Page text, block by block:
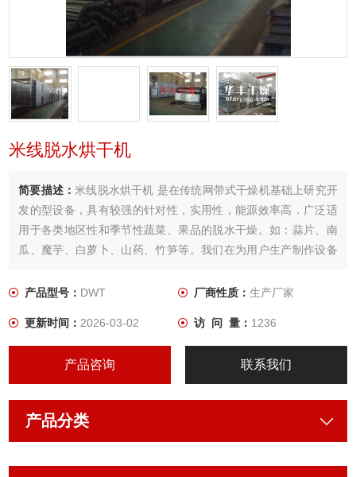
米线脱水烘干机
简要描述：米线脱水烘干机 是在传统网带式干燥机基础上研究开
发的型设备，具有较强的针对性，实用性，能源效率高．广泛适
用于各类地区性和季节性蔬菜、果品的脱水干燥。如：蒜片、南
瓜、魔芋、白萝卜、山药、竹笋等。我们在为用户生产制作设备
累的经验，为用户设计制作出Z适用．品质Z佳的蔬菜干燥设备。
产品型号： DWT 厂商性质： 生产厂家
更新时间：2026-03-02 访 问 量： 1236
产品咨询 联系我们
产品分类